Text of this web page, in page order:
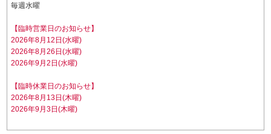
毎週水曜
【臨時営業日のお知らせ】
2026年8月12日(水曜)
2026年8月26日(水曜)
2026年9月2日(水曜)
【臨時休業日のお知らせ】
2026年8月13日(木曜)
2026年9月3日(木曜)